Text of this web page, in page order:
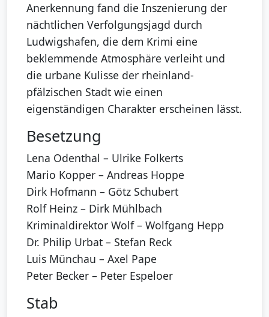
Anerkennung fand die Inszenierung der
nächtlichen Verfolgungsjagd durch
Ludwigshafen, die dem Krimi eine
beklemmende Atmosphäre verleiht und
die urbane Kulisse der rheinland-
pfälzischen Stadt wie einen
eigenständigen Charakter erscheinen lässt.
Besetzung
Lena Odenthal – Ulrike Folkerts
Mario Kopper – Andreas Hoppe
Dirk Hofmann – Götz Schubert
Rolf Heinz – Dirk Mühlbach
Kriminaldirektor Wolf – Wolfgang Hepp
Dr. Philip Urbat – Stefan Reck
Luis Münchau – Axel Pape
Peter Becker – Peter Espeloer
Stab